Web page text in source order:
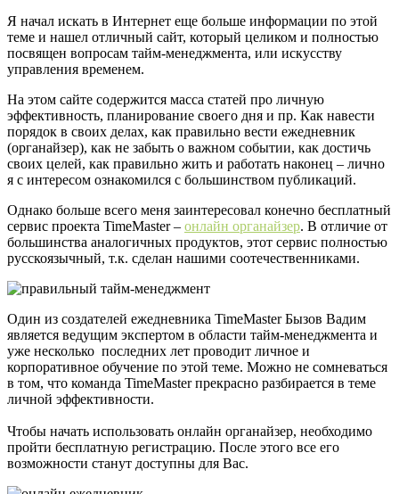
Я начал искать в Интернет еще больше информации по этой
теме и нашел отличный сайт, который целиком и полностью
посвящен вопросам тайм-менеджмента, или искусству
управления временем.
На этом сайте содержится масса статей про личную
эффективность, планирование своего дня и пр. Как навести
порядок в своих делах, как правильно вести ежедневник
(органайзер), как не забыть о важном событии, как достичь
своих целей, как правильно жить и работать наконец – лично
я с интересом ознакомился с большинством публикаций.
Однако больше всего меня заинтересовал конечно бесплатный
сервис проекта TimeMaster – онлайн органайзер. В отличие от
большинства аналогичных продуктов, этот сервис полностью
русскоязычный, т.к. сделан нашими соотечественниками.
Один из создателей ежедневника TimeMaster Бызов Вадим
является ведущим экспертом в области тайм-менеджмента и
уже несколько последних лет проводит личное и
корпоративное обучение по этой теме. Можно не сомневаться
в том, что команда TimeMaster прекрасно разбирается в теме
личной эффективности.
Чтобы начать использовать онлайн органайзер, необходимо
пройти бесплатную регистрацию. После этого все его
возможности станут доступны для Вас.